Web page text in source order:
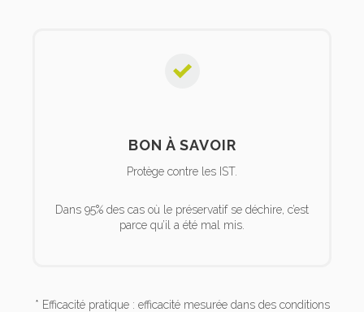
BON À SAVOIR
Protège contre les IST.
Dans 95% des cas où le préservatif se déchire, c’est
parce qu’il a été mal mis.
* Efficacité pratique : efficacité mesurée dans des conditions